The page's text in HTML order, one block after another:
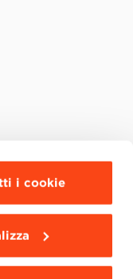
i cookie